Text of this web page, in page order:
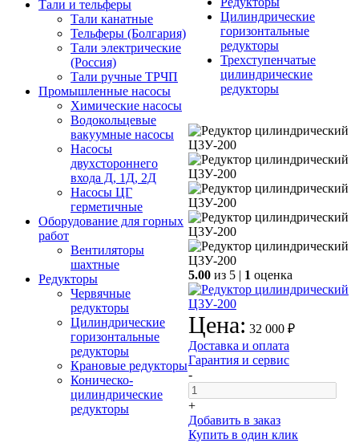
Тали и тельферы
Тали канатные
Тельферы (Болгария)
Тали электрические
(Россия)
Тали ручные ТРЧП
Промышленные насосы
Химические насосы
Водокольцевые
вакуумные насосы
Насосы
двухстороннего
входа Д, 1Д, 2Д
Насосы ЦГ
герметичные
Оборудование для горных
работ
Вентиляторы
шахтные
Редукторы
Червячные
редукторы
Цилиндрические
горизонтальные
редукторы
Крановые редукторы
Коническо-
цилиндрические
редукторы
Цилиндрические
горизонтальные
редукторы
Трехступенчатые
цилиндрические
редукторы
5.00 из 5 | 1 оценка
Цена: 32 000 ₽
Доставка и оплата
Гарантия и сервис
-
+
Добавить в заказ
Купить в один клик